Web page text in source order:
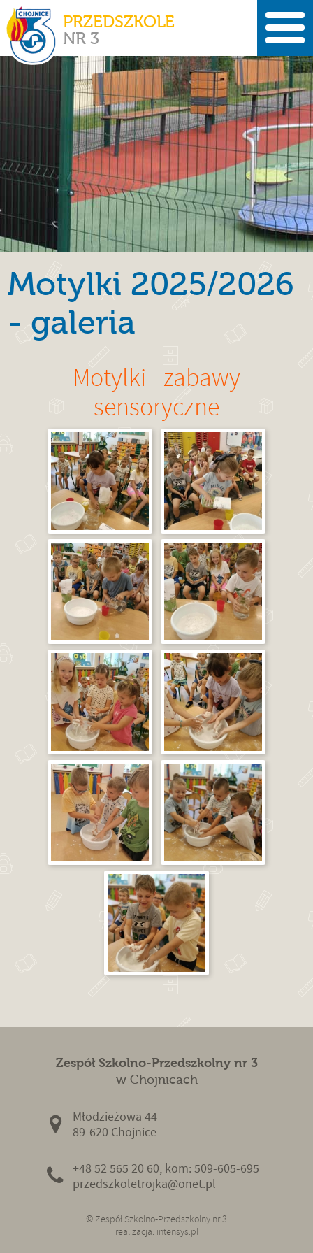
PRZEDSZKOLE
NR 3
Motylki 2025/2026
- galeria
Motylki - zabawy
sensoryczne
Zespół Szkolno-Przedszkolny nr 3
w Chojnicach
Młodzieżowa 44
89-620 Chojnice
+48 52 565 20 60, kom: 509-605-695
przedszkoletrojka@onet.pl
© Zespół Szkolno-Przedszkolny nr 3
realizacja: intensys.pl